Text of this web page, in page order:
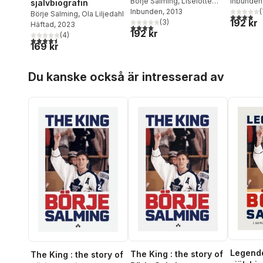
självbiografin
Börje Salming, Ola Liljedahl
Häftad, 2023
4,5utav 5 stjärnor. Totalt antal röster:
(4)
169 kr
Forslin,Mia Gahne
Inbunden, 2013
4,0utav 5 stjärnor. Totalt antal röster:
(3)
192 kr
3,9utav (
192 kr
Du kanske också är intresserad av
The King : the story of
The King : the story of